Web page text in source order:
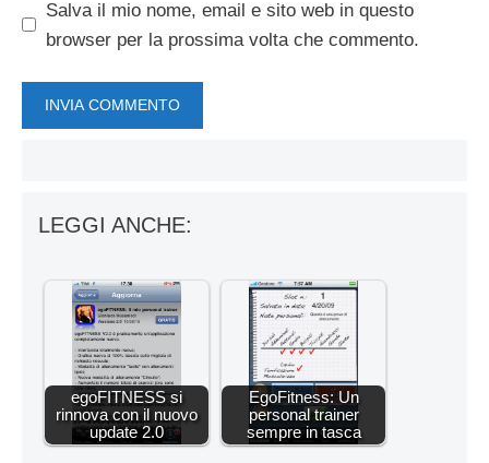
Salva il mio nome, email e sito web in questo
browser per la prossima volta che commento.
LEGGI ANCHE:
egoFITNESS si
rinnova con il nuovo
update 2.0
EgoFitness: Un
personal trainer
sempre in tasca